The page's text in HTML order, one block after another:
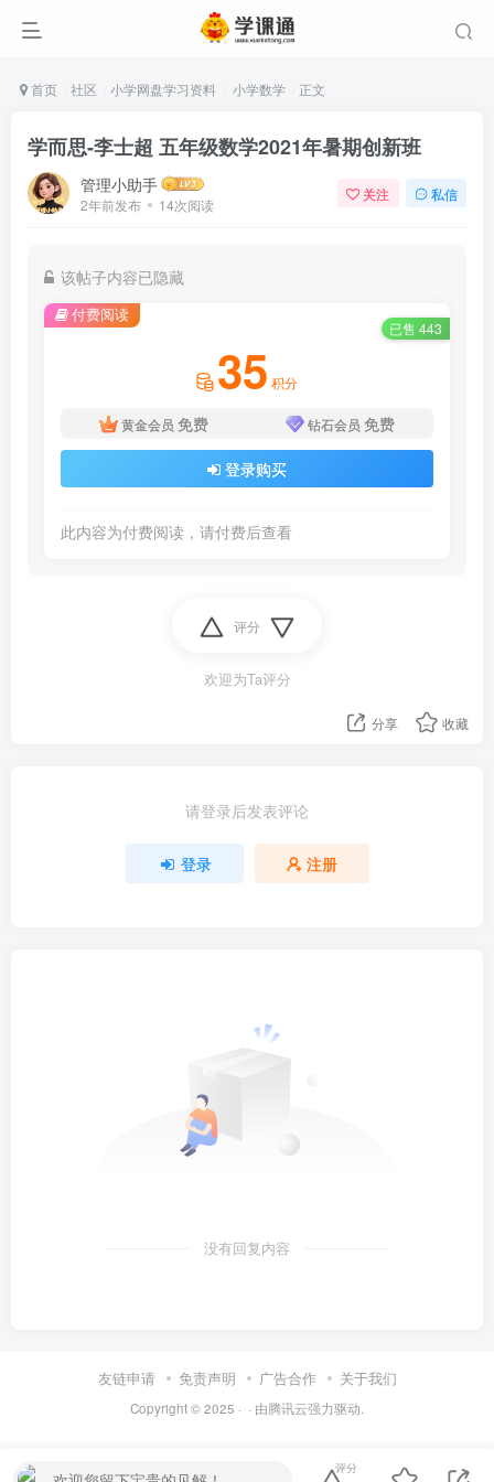
首页 社区 小学网盘学习资料 小学数学 正文
学而思-李士超 五年级数学2021年暑期创新班
管理小助手
2年前发布 14次阅读
关注 私信
该帖子内容已隐藏
付费阅读
已售 443
35 积分
黄金会员 免费 钻石会员 免费
登录购买
此内容为付费阅读，请付费后查看
评分
欢迎为Ta评分
分享 收藏
请登录后发表评论
登录 注册
没有回复内容
友链申请 免责声明 广告合作 关于我们
Copyright © 2025 · · 由腾讯云强力驱动.
评分